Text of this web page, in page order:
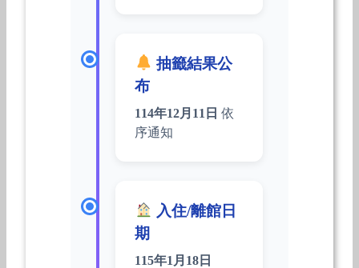
抽籤結果公
布
114年12月11日 依
序通知
入住/離館日
期
115年1月18日